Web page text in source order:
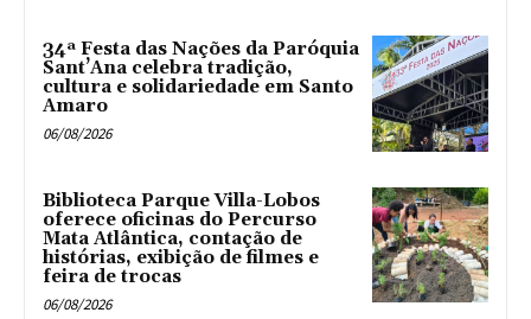
34ª Festa das Nações da Paróquia
Sant’Ana celebra tradição,
cultura e solidariedade em Santo
Amaro
06/08/2026
Biblioteca Parque Villa-Lobos
oferece oficinas do Percurso
Mata Atlântica, contação de
histórias, exibição de filmes e
feira de trocas
06/08/2026